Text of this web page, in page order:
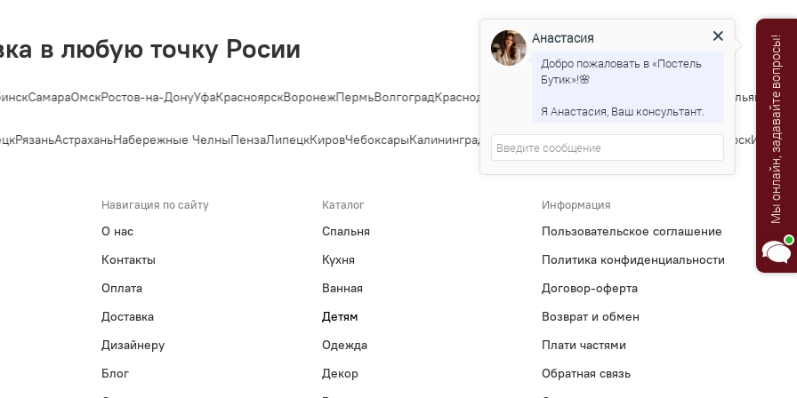
в любую точку Росии
СамараОмскРостов-на-ДонуУфаКрасноярскВоронежПермьВолгоградКраснодар Ульяновск
РязаньАстраханьНабережные ЧелныПензаЛипецкКировЧебоксарыКалининград ТулаКурскСтавропольСочиТверьМагнитогорскИваново
Навигация по сайту
О нас
Контакты
Оплата
Доставка
Дизайнеру
Блог
Каталог
Спальня
Кухня
Ванная
Детям
Одежда
Декор
Информация
Пользовательское соглашение
Политика конфиденциальности
Договор-оферта
Возврат и обмен
Плати частями
Обратная связь
Мы онлайн, задавайте вопросы!
Анастасия
Добро пожаловать в «Постель
Бутик»!🌸
Я Анастасия, Ваш консультант.